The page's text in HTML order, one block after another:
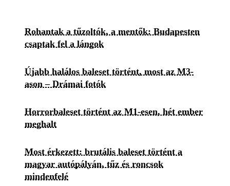
Rohantak a tűzoltók, a mentők: Budapesten
csaptak fel a lángok
Újabb halálos baleset történt, most az M3-
ason – Drámai fotók
Horrorbaleset történt az M1-esen, hét ember
meghalt
Most érkezett: brutális baleset történt a
magyar autópályán, tűz és roncsok
mindenfelé